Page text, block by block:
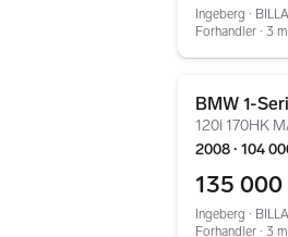
Ingeberg ∙
Forhandler ∙ 3
BMW 1-
2008 ∙ 104
135 000
Ingeberg ∙
Forhandler ∙ 3